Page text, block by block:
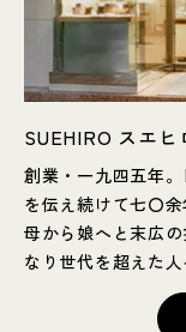
SUEHIRO スエヒ
創業・一九四五年
を伝え続けて七〇
母から娘へと末広
なり世代を超えた